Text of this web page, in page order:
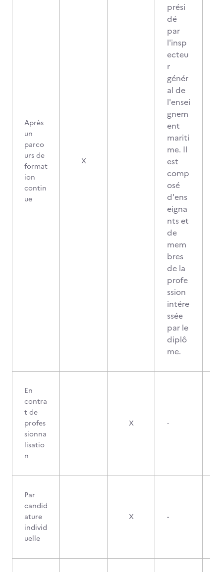
Après
un
parco
urs de
format
ion
contin
ue
X
prési
dé
par
l'insp
ecteu
r
génér
al de
l'ensei
gnem
ent
mariti
me. Il
est
comp
osé
d'ens
eigna
nts et
de
mem
bres
de la
profe
ssion
intére
ssée
par le
diplô
me.
En
contra
t de
profes
sionna
lisatio
n
X -
Par
candid
ature
individ
uelle
X -